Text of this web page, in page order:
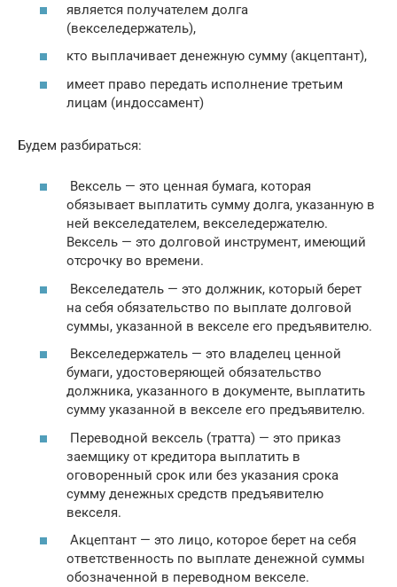
является получателем долга
(векселедержатель),
кто выплачивает денежную сумму (акцептант),
имеет право передать исполнение третьим
лицам (индоссамент)
Будем разбираться:
Вексель — это ценная бумага, которая
обязывает выплатить сумму долга, указанную в
ней векселедателем, векселедержателю.
Вексель — это долговой инструмент, имеющий
отсрочку во времени.
Векселедатель — это должник, который берет
на себя обязательство по выплате долговой
суммы, указанной в векселе его предъявителю.
Векселедержатель — это владелец ценной
бумаги, удостоверяющей обязательство
должника, указанного в документе, выплатить
сумму указанной в векселе его предъявителю.
Переводной вексель (тратта) — это приказ
заемщику от кредитора выплатить в
оговоренный срок или без указания срока
сумму денежных средств предъявителю
векселя.
Акцептант — это лицо, которое берет на себя
ответственность по выплате денежной суммы
обозначенной в переводном векселе.